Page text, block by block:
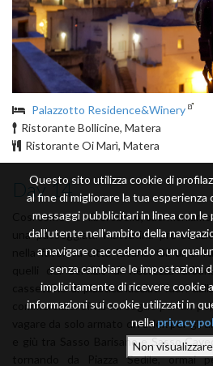
Palazzotto Residence&Winery
Ristorante Bollicine, Matera
Ristorante Oi Marì, Matera
Day 14
Così come ad Alberobello,
una passeggiata mattutina pre-
nella favolosa città lucana. Gli unici
quelli del servizio di nettezza
cassettine di plastica lasciati fuori
commerciale. Silvia mi segue per un
vagare da solo armato di reflex per gli
e giù tra Sasso Barisano e Sasso
tornando da Piazza Sedile, ormai
Questo sito utilizza cookie di
al fine di migliorare la tua esperienza
messaggi pubblicitari in linea con
dall'utente nell'ambito della
a navigare o accedendo a un
senza cambiare le impostazioni
implicitamente di ricevere cookie
informazioni sui cookie utilizzati in
nella privacy